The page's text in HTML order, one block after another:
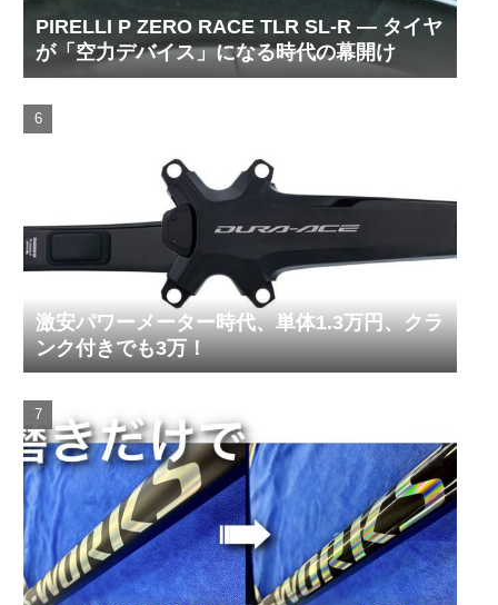
PIRELLI P ZERO RACE TLR SL-R ― タイヤ
が「空力デバイス」になる時代の幕開け
激安パワーメーター時代、単体1.3万円、クラ
ンク付きでも3万！